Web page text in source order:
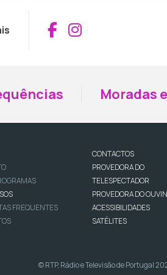
Aceder ao
Aceder ao
Moradas
FREQUENTES
CONTACTOS
PROVEDORA DO
TELESPECTADOR
PROVEDORA DO
ACESSIBILIDADES
SATÉLITES
© RTP, Rádio e Televisão de Portugal